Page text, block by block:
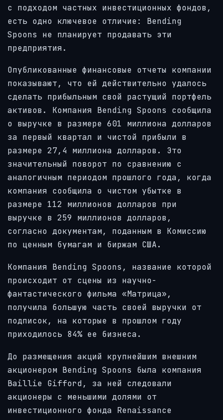
с подходом частных инвестиционных фондов,
есть одно ключевое отличие: Bending
Spoons не планирует продавать эти
предприятия.
Опубликованные финансовые отчеты компании
показывают, что ей действительно удалось
сделать прибыльным свой растущий портфель
активов. Компания Bending Spoons сообщила
о выручке в размере 601 миллиона долларов
за первый квартал и чистой прибыли в
размере 27,4 миллиона долларов. Это
значительный поворот по сравнению с
аналогичным периодом прошлого года, когда
компания сообщила о чистом убытке в
размере 112 миллионов долларов при
выручке в 259 миллионов долларов,
согласно документам, поданным в Комиссию
по ценным бумагам и биржам США.
Компания Bending Spoons, название которой
происходит от сцены из научно-
фантастического фильма «Матрица»,
получила большую часть своей выручки от
подписок, на которые в прошлом году
приходилось 84% ее бизнеса.
До размещения акций крупнейшим внешним
акционером Bending Spoons была компания
Baillie Gifford, за ней следовали
акционеры с меньшими долями от
инвестиционного фонда Renaissance